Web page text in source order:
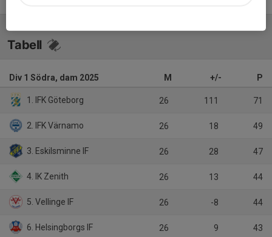
Tabell
Div 1 Södra, dam 2025 M +/- P
1. IFK Göteborg 26 111 71
2. IFK Värnamo 26 18 49
3. Eskilsminne IF 26 28 47
4. IK Zenith 26 13 44
5. Vellinge IF 26 -8 44
6. Helsingborgs IF 26 9 43